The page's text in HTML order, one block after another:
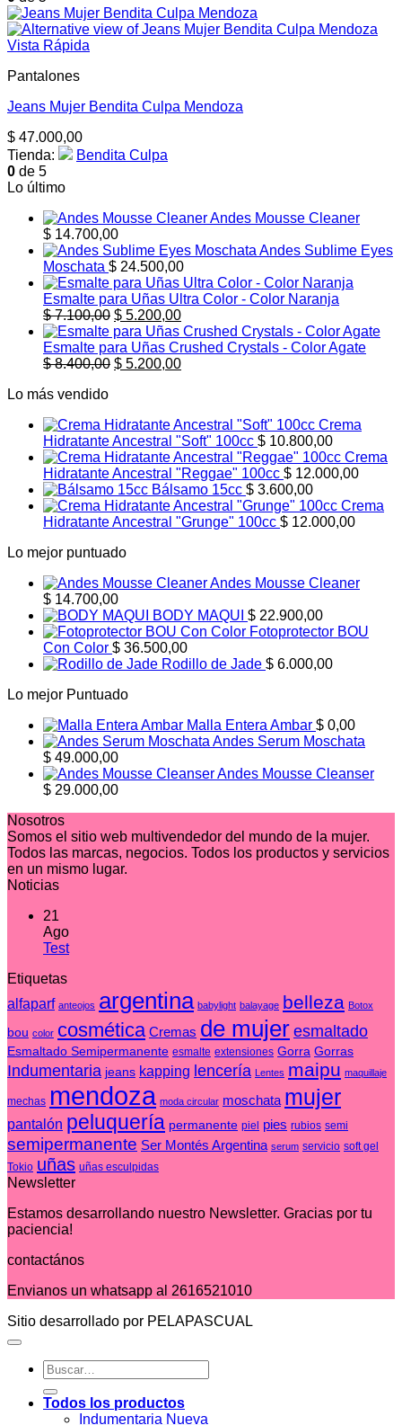
Vista Rápida
Pantalones
Jeans Mujer Bendita Culpa Mendoza
$ 47.000,00
Tienda:
Bendita Culpa
0 de 5
Lo último
Andes Mousse Cleaner
$ 14.700,00
Andes Sublime Eyes
Moschata $ 24.500,00
Esmalte para Uñas Ultra Color - Color Naranja
$7.100,00 El
precio
original
era:
$ 5.200,00El
precio
actual
es:
Esmalte para Uñas Crushed Crystals - Color Agate
$8.400,00 El
$ 8.400,00.
$ 5.200,00El
$ 5.200,00.
Lo más vendido
Crema
Hidratante Ancestral "Soft" 100cc $ 10.800,00
Crema
Hidratante Ancestral "Reggae" 100cc $ 12.000,00
Bálsamo 15cc $ 3.600,00
Crema
Hidratante Ancestral "Grunge" 100cc $ 12.000,00
Lo mejor puntuado
Andes Mousse Cleaner
$ 14.700,00
BODY MAQUI $ 22.900,00
Fotoprotector BOU
Con Color $ 36.500,00
Rodillo de Jade $ 6.000,00
Lo mejor Puntuado
Malla Entera Ambar $ 0,00
Andes Serum Moschata
$ 49.000,00
Andes Mousse Cleanser
$ 29.000,00
Nosotros
Somos el sitio web multivendedor del mundo de la mujer.
Todos las marcas, negocios. Todos los productos y servicios
en un mismo lugar.
Noticias
21
Ago
TestNo
Test
Etiquetas
alfaparf anteojos argentina babylight balayage belleza Botox
bou color cosmética Cremas de mujer esmaltado
Esmaltado Semipermanente esmalte extensiones Gorra Gorras
Indumentaria jeans kapping lencería Lentes maipu maquillaje
mechas mendoza moda circular moschata mujer
pantalón peluquería permanente piel pies rubios semi
semipermanente Ser Montés Argentina serum servicio soft gel
Tokio uñas uñas esculpidas
Newsletter
Estamos desarrollando nuestro Newsletter. Gracias por tu
paciencia!
contactános
Envianos un whatsapp al 2616521010
Sitio desarrollado por PELAPASCUAL
Buscar
por:
Todos los productos
Indumentaria Nueva